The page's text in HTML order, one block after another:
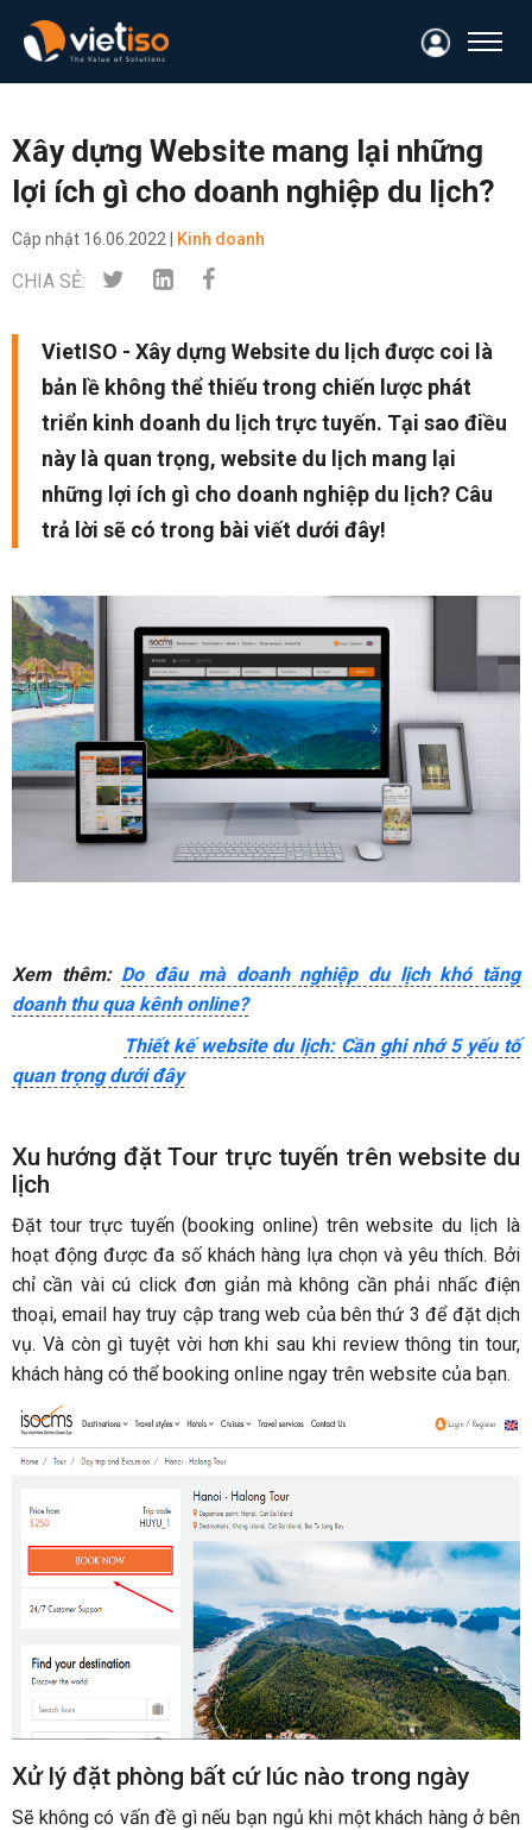
Xây dựng Website mang lại những
lợi ích gì cho doanh nghiệp du lịch?
Cập nhật 16.06.2022 | Kinh doanh
CHIA SẺ:
VietISO - Xây dựng Website du lịch được coi là
bản lề không thể thiếu trong chiến lược phát
triển kinh doanh du lịch trực tuyến. Tại sao điều
này là quan trọng, website du lịch mang lại
những lợi ích gì cho doanh nghiệp du lịch? Câu
trả lời sẽ có trong bài viết dưới đây!
Xem thêm: Do đâu mà doanh nghiệp du lịch khó tăng
doanh thu qua kênh online?
Thiết kế website du lịch: Cần ghi nhớ 5 yếu tố
quan trọng dưới đây
Xu hướng đặt Tour trực tuyến trên website du
lịch
Đặt tour trực tuyến (booking online) trên website du lịch là
hoạt động được đa số khách hàng lựa chọn và yêu thích. Bởi
chỉ cần vài cú click đơn giản mà không cần phải nhấc điện
thoại, email hay truy cập trang web của bên thứ 3 để đặt dịch
vụ. Và còn gì tuyệt vời hơn khi sau khi review thông tin tour,
khách hàng có thể booking online ngay trên website của bạn.
Xử lý đặt phòng bất cứ lúc nào trong ngày
Sẽ không có vấn đề gì nếu bạn ngủ khi một khách hàng ở bên